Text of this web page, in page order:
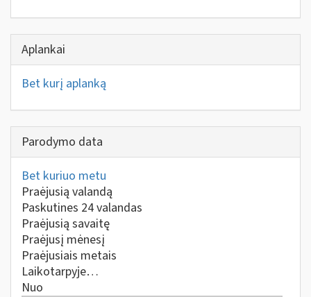
Aplankai
Bet kurį aplanką
Parodymo data
Bet kuriuo metu
Praėjusią valandą
Paskutines 24 valandas
Praėjusią savaitę
Praėjusį mėnesį
Praėjusiais metais
Laikotarpyje…
Nuo